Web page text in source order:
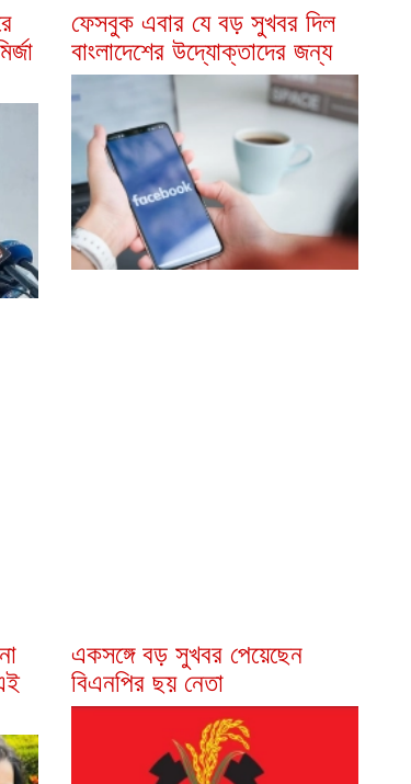
ফেসবুক এবার যে বড় সুখবর দিল
বাংলাদেশের উদ্যোক্তাদের জন্য
একসঙ্গে বড় সুখবর পেয়েছেন
বিএনপির ছয় নেতা